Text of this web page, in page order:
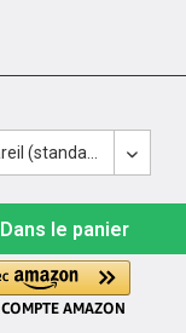
Dans le panier